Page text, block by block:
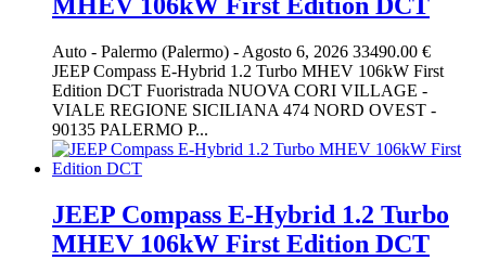
MHEV 106kW First Edition DCT
Auto - Palermo (Palermo) - Agosto 6, 2026 33490.00 €
JEEP Compass E-Hybrid 1.2 Turbo MHEV 106kW First
Edition DCT Fuoristrada NUOVA CORI VILLAGE -
VIALE REGIONE SICILIANA 474 NORD OVEST -
90135 PALERMO P...
JEEP Compass E-Hybrid 1.2 Turbo
MHEV 106kW First Edition DCT